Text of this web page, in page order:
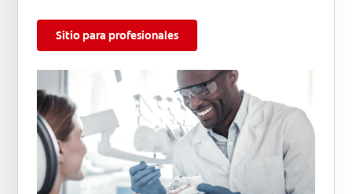
Sitio para profesionales